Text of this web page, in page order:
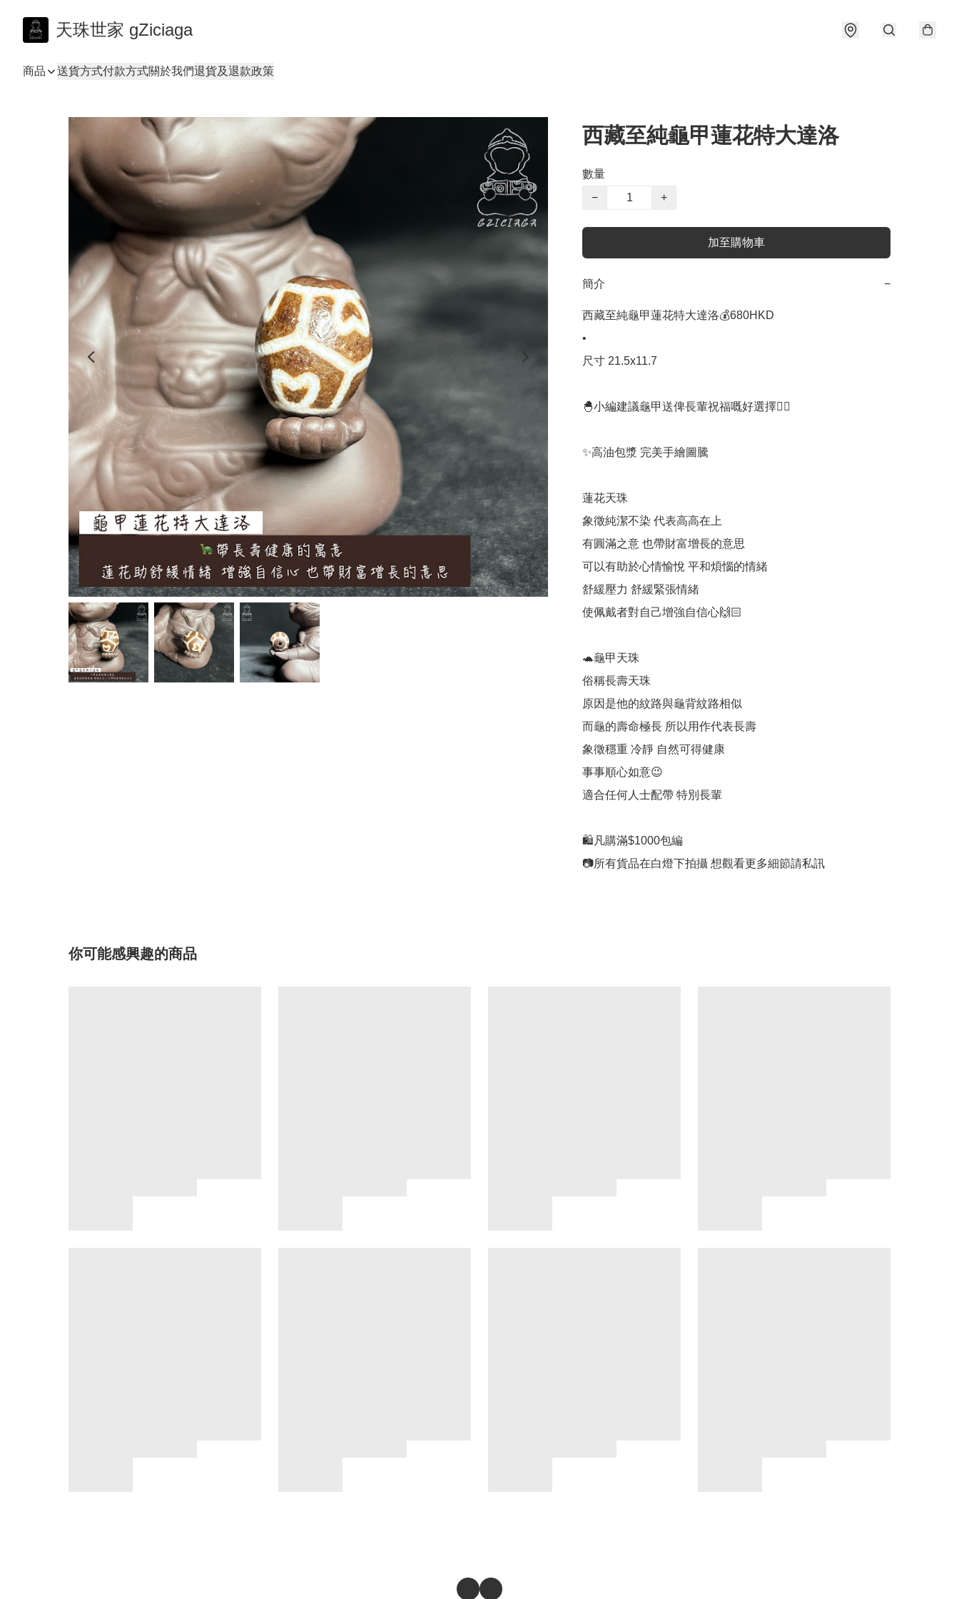
天珠世家 gZiciaga
商品 送貨方式付款方式關於我們退貨及退款政策
西藏至純龜甲蓮花特大達洛
數量
−
+
加至購物車
簡介 −
西藏至純龜甲蓮花特大達洛💰680HKD
•
尺寸 21.5x11.7
🐣小編建議龜甲送俾長輩祝福嘅好選擇👍🏻
✨高油包漿 完美手繪圖騰
蓮花天珠
象徵純潔不染 代表高高在上
有圓滿之意 也帶財富增長的意思
可以有助於心情愉悅 平和煩惱的情緒
舒緩壓力 舒緩緊張情緒
使佩戴者對自己增強自信心🙌🏻
🐢龜甲天珠
俗稱長壽天珠
原因是他的紋路與龜背紋路相似
而龜的壽命極長 所以用作代表長壽
象徵穩重 冷靜 自然可得健康
事事順心如意😉
適合任何人士配帶 特別長輩
🛍凡購滿$1000包編
📷所有貨品在白燈下拍攝 想觀看更多細節請私訊
你可能感興趣的商品